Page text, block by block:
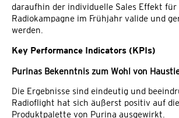
daraufhin der individuelle Sales Effekt für
Radiokampagne im Frühjahr valide und
werden.
Key Performance Indicators (KPIs)
Purinas Bekenntnis zum Wohl von
Die Ergebnisse sind eindeutig und
Radioflight hat sich äußerst positiv auf
Produktpalette von Purina ausgewirkt.